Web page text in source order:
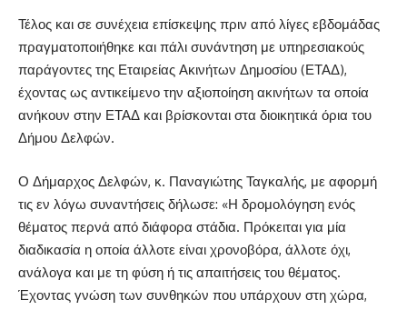
Τέλος και σε συνέχεια επίσκεψης πριν από λίγες εβδομάδας
πραγματοποιήθηκε και πάλι συνάντηση με υπηρεσιακούς
παράγοντες της Εταιρείας Ακινήτων Δημοσίου (ΕΤΑΔ),
έχοντας ως αντικείμενο την αξιοποίηση ακινήτων τα οποία
ανήκουν στην ΕΤΑΔ και βρίσκονται στα διοικητικά όρια του
Δήμου Δελφών.
Ο Δήμαρχος Δελφών, κ. Παναγιώτης Ταγκαλής, με αφορμή
τις εν λόγω συναντήσεις δήλωσε: «Η δρομολόγηση ενός
θέματος περνά από διάφορα στάδια. Πρόκειται για μία
διαδικασία η οποία άλλοτε είναι χρονοβόρα, άλλοτε όχι,
ανάλογα και με τη φύση ή τις απαιτήσεις του θέματος.
Έχοντας γνώση των συνθηκών που υπάρχουν στη χώρα,